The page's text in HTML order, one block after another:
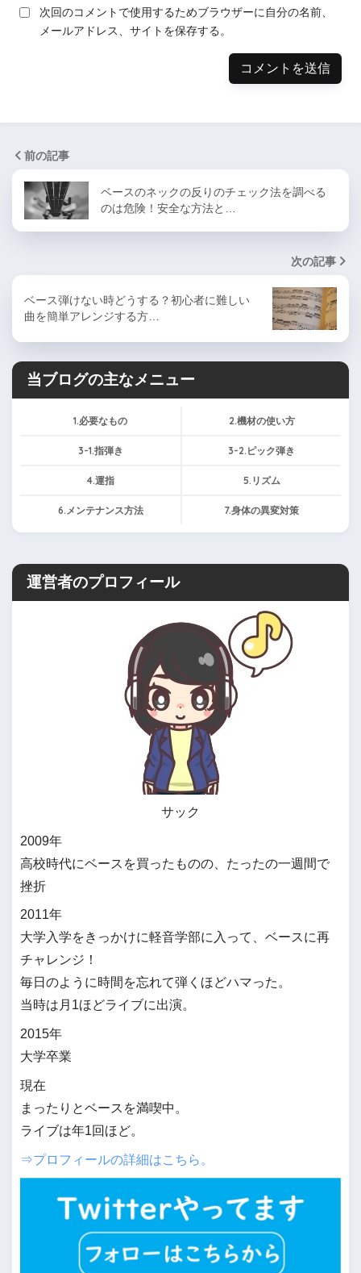
次回のコメントで使用するためブラウザーに自分の名前、
メールアドレス、サイトを保存する。
前の記事
ベースのネックの反りのチェック法を調べる
のは危険！安全な方法と…
次の記事
ベース弾けない時どうする？初心者に難しい
曲を簡単アレンジする方…
当ブログの主なメニュー
1.必要なもの 2.機材の使い方
3-1.指弾き 3-2.ピック弾き
4.運指 5.リズム
6.メンテナンス方法 7.身体の異変対策
運営者のプロフィール
サック
2009年
高校時代にベースを買ったものの、たったの一週間で
挫折
2011年
大学入学をきっかけに軽音学部に入って、ベースに再
チャレンジ！
毎日のように時間を忘れて弾くほどハマった。
当時は月1ほどライブに出演。
2015年
大学卒業
現在
まったりとベースを満喫中。
ライブは年1回ほど。
⇒プロフィールの詳細はこちら。